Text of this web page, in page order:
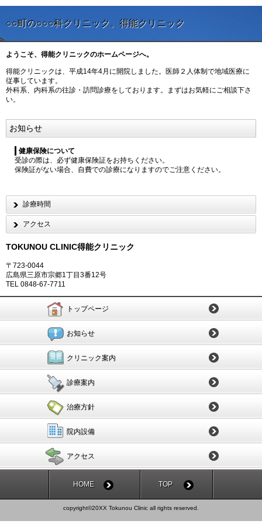
○○町の○○○科クリニック。得能クリニック
ようこそ、得能クリニックのホームページへ。
得能クリニックは、平成14年4月に開院しました。医師２人体制で地域医療に
従事しています。
外科系、内科系の往診・訪問診療をしております。まずはお気軽にご相談下さ
い。
お知らせ
健康保険について
受診の際は、必ず健康保険証をお持ちください。
保険証がない場合、自費での診療になりますのでご注意ください。
診療時間
アクセス
TOKUNOU CLINIC得能クリニック
〒723-0044
広島県三原市宗郷1丁目3番12号
TEL 0848-67-7711
トップページ
お知らせ
クリニック案内
診療案内
治療方針
院内設備
アクセス
HOME TOP
copyright©20XX Tokunou Clinic all rights reserved.